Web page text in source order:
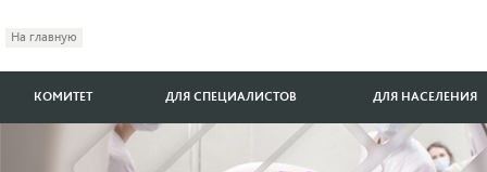
На главную
КОМИТЕТ ДЛЯ СПЕЦИАЛИСТОВ ДЛЯ НАСЕЛЕНИЯ